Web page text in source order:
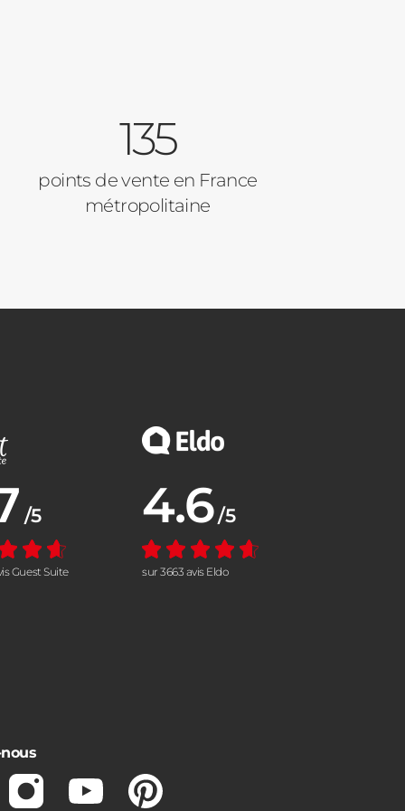
135
points de vente en France
métropolitaine
:
/5
Guest Suite
Note moyenne :
4.6 /5
sur 3663 avis Eldo
InstagramYoutubePinterest